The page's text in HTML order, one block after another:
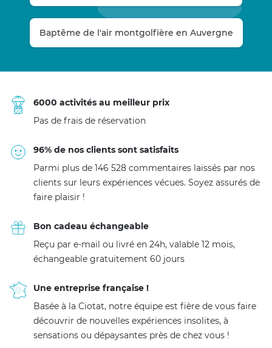
Baptême de l'air montgolfière en Auvergne
6000 activités au meilleur prix
Pas de frais de réservation
96% de nos clients sont satisfaits
Parmi plus de 146 528 commentaires laissés par nos
clients sur leurs expériences vécues. Soyez assurés de
faire plaisir !
Bon cadeau échangeable
Reçu par e-mail ou livré en 24h, valable 12 mois,
échangeable gratuitement 60 jours
Une entreprise française !
Basée à la Ciotat, notre équipe est fière de vous faire
découvrir de nouvelles expériences insolites, à
sensations ou dépaysantes près de chez vous !